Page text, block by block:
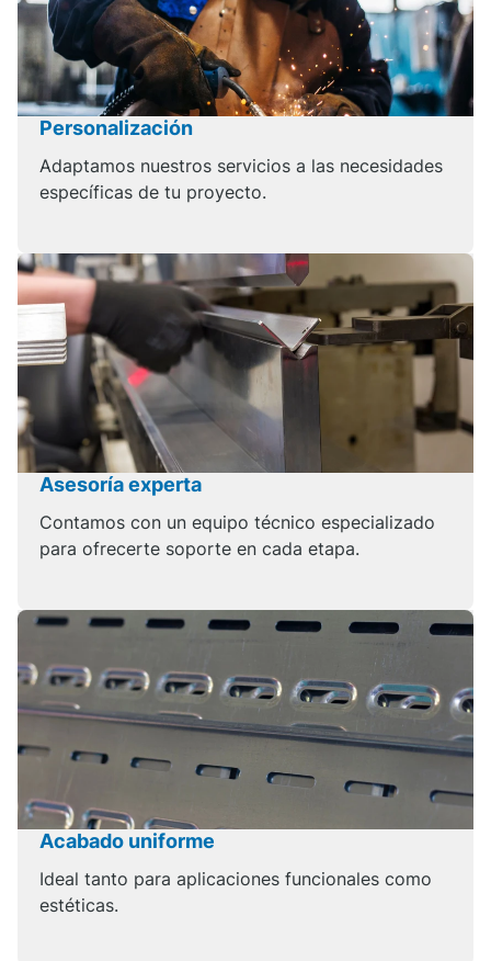
Personalización
Adaptamos nuestros servicios a las necesidades
específicas de tu proyecto.
Asesoría experta
Contamos con un equipo técnico especializado
para ofrecerte soporte en cada etapa.
Acabado uniforme
Ideal tanto para aplicaciones funcionales como
estéticas.